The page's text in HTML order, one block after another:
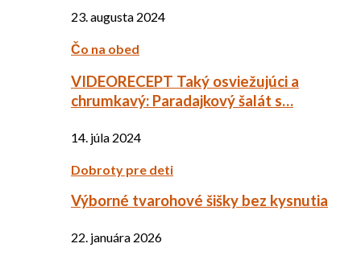
23. augusta 2024
Čo na obed
VIDEORECEPT Taký osviežujúci a
chrumkavý: Paradajkový šalát s…
14. júla 2024
Dobroty pre deti
Výborné tvarohové šišky bez kysnutia
22. januára 2026